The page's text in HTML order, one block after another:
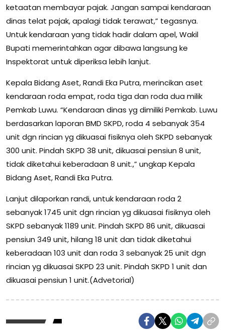
ketaatan membayar pajak. Jangan sampai kendaraan
dinas telat pajak, apalagi tidak terawat,” tegasnya.
Untuk kendaraan yang tidak hadir dalam apel, Wakil
Bupati memerintahkan agar dibawa langsung ke
Inspektorat untuk diperiksa lebih lanjut.
Kepala Bidang Aset, Randi Eka Putra, merincikan aset
kendaraan roda empat, roda tiga dan roda dua milik
Pemkab Luwu. “Kendaraan dinas yg dimiliki Pemkab. Luwu
berdasarkan laporan BMD SKPD, roda 4 sebanyak 354
unit dgn rincian yg dikuasai fisiknya oleh SKPD sebanyak
300 unit. Pindah SKPD 38 unit, dikuasai pensiun 8 unit,
tidak diketahui keberadaan 8 unit.,” ungkap Kepala
Bidang Aset, Randi Eka Putra.
Lanjut dilaporkan randi, untuk kendaraan roda 2
sebanyak 1745 unit dgn rincian yg dikuasai fisiknya oleh
SKPD sebanyak 1189 unit. Pindah SKPD 86 unit, dikuasai
pensiun 349 unit, hilang 18 unit dan tidak diketahui
keberadaan 103 unit dan roda 3 sebanyak 25 unit dgn
rincian yg dikuasai SKPD 23 unit. Pindah SKPD 1 unit dan
dikuasai pensiun 1 unit.(Advetorial)